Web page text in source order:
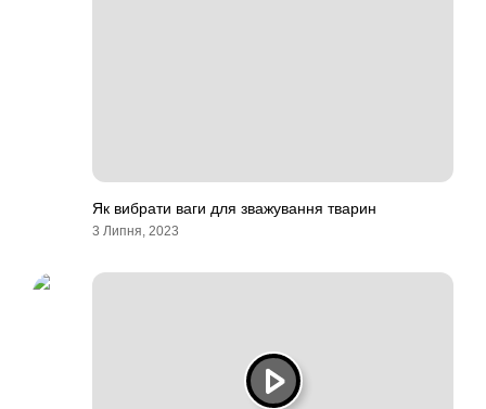
Як вибрати ваги для зважування тварин
3 Липня, 2023